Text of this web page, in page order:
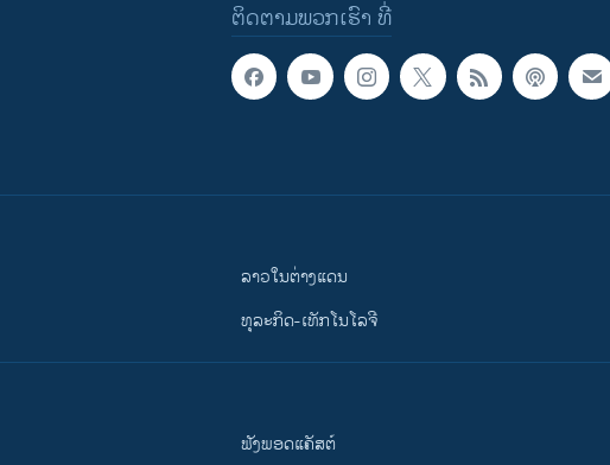
ຕິດຕາມພວກເຮົາ ທີ່
ລາວໃນຕ່າງແດນ
ທຸລະກິດ-ເທັກໂນໂລຈີ
ຟັງພອດແຄັສຕ໌